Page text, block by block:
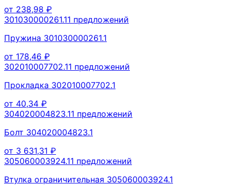
от 238,98 ₽
301030000261.11 предложений
Пружина 301030000261.1
от 178,46 ₽
302010007702.11 предложений
Прокладка 302010007702.1
от 40,34 ₽
304020004823.11 предложений
Болт 304020004823.1
от 3 631,31 ₽
305060003924.11 предложений
Втулка ограничительная 305060003924.1